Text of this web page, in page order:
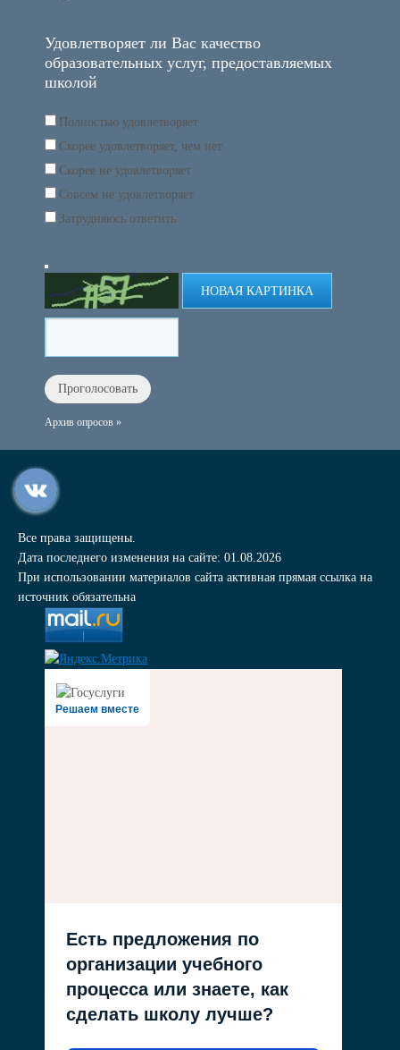
Удовлетворяет ли Вас качество
образовательных услуг, предоставляемых
школой
Полностью удовлетворяет
Скорее удовлетворяет, чем нет
Скорее не удовлетворяет
Совсем не удовлетворяет
Затрудняюсь ответить
НОВАЯ КАРТИНКА
Архив опросов »
Все права защищены.
Дата последнего изменения на сайте: 01.08.2026
При использовании материалов сайта активная прямая ссылка на
источник обязательна
Решаем вместе
Есть предложения по
организации учебного
процесса или знаете, как
сделать школу лучше?